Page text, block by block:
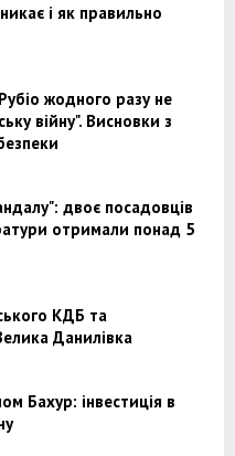
і як правильно
жодного разу не
війну". Висновки з
двоє посадовців
отримали понад 5
КДБ та
Данилівка
Бахур: інвестиція в